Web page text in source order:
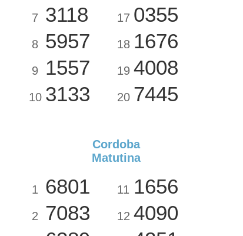
7 3118
8 5957
9 1557
10 3133
17 0355
18 1676
19 4008
20 7445
Cordoba
Matutina
1 6801
2 7083
11 1656
12 4090